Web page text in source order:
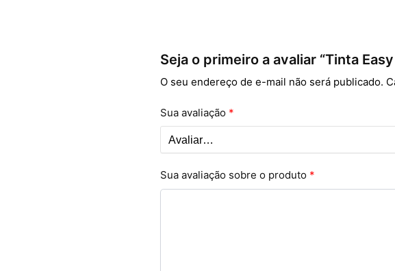
Seja o primeiro a avaliar “Tinta
O seu endereço de e-mail não será publicado.
Sua avaliação *
Sua avaliação sobre o produto *